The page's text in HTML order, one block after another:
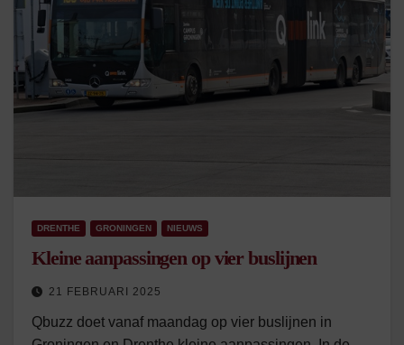
DRENTHE GRONINGEN NIEUWS
Kleine aanpassingen op vier buslijnen
21 FEBRUARI 2025
Qbuzz doet vanaf maandag op vier buslijnen in